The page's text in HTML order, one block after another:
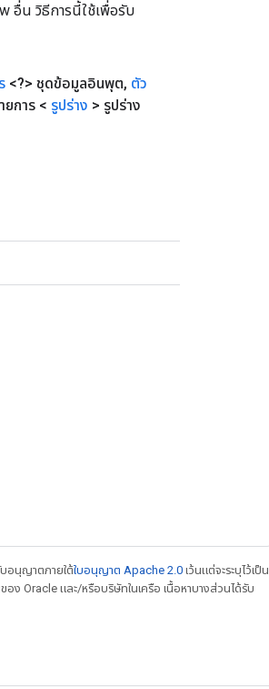
อื่น วิธีการนี้ใช้เพื่อรับ
<?> ชุดข้อมูลอินพุต, ตัว
ยการ < รูปร่าง > รูปร่าง
อนุญาตภายใต้ใบอนุญาต Apache 2.0 เว้นแต่จะระบุไว้เป็น
อง Oracle และ/หรือบริษัทในเครือ เนื้อหาบางส่วนได้รับ